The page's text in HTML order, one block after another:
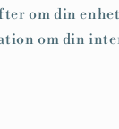
om din
om din